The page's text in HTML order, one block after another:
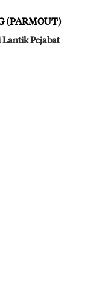
(PARMOUT)
Pejabat